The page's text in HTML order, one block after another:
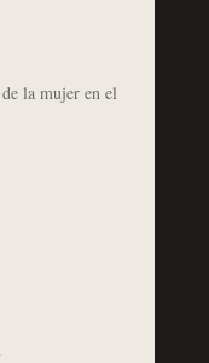
la mujer en el